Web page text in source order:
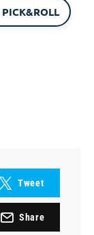
PICK&ROLL
Tweet
Share